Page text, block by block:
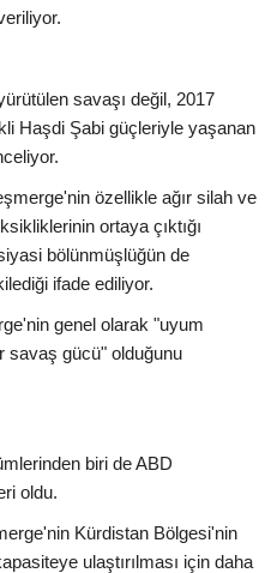
savaşı değil, 2017
Haşdi Şabi güçleriyle yaşanan
özellikle ağır silah ve
ortaya çıktığı
bölünmüşlüğün de
ifade ediliyor.
genel olarak "uyum
savaş gücü" olduğunu
biri de ABD
oldu.
Kürdistan Bölgesi'nin
ulaştırılması için daha